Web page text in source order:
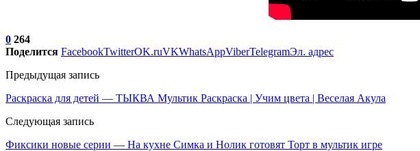
0 264
Поделится FacebookTwitterOK.ruVKWhatsAppViberTelegramЭл. адрес
Предыдущая запись
Раскраска для детей — ТЫКВА Мультик Раскраска | Учим цвета | Веселая Акула
Следующая запись
Фиксики новые серии — На кухне Симка и Нолик готовят Торт в мультик игре